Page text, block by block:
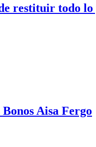
restituir todo
Aisa Fergo